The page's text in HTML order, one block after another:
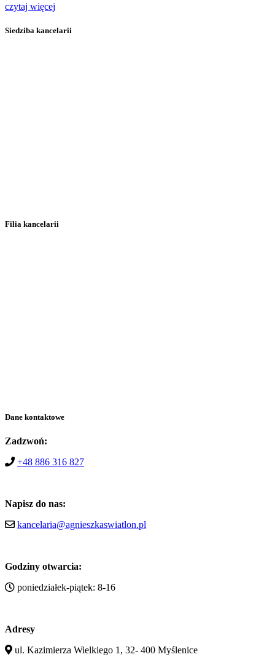
czytaj więcej
Siedziba kancelarii
Filia kancelarii
Dane kontaktowe
Zadzwoń:
+48 886 316 827
Napisz do nas:
kancelaria@agnieszkaswiatlon.pl
Godziny otwarcia:
poniedziałek-piątek: 8-16
Adresy
ul. Kazimierza Wielkiego 1, 32- 400 Myślenice